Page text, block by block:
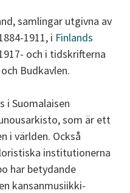
samlingar utgivna av
1911, i Finlands
och i tidskrifterna
Budkavlen.
i Suomalaisen
som är ett
i världen. Också
institutionerna
har betydande
kansanmusiikki-